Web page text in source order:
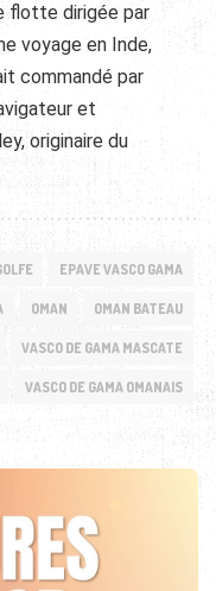
flotte dirigée par
voyage en Inde,
commandé par
et
originaire du
EPAVE VASCO GAMA
OMAN OMAN BATEAU
VASCO DE GAMA MASCATE
VASCO DE GAMA OMANAIS